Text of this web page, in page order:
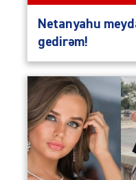
Netanyahu
gedirəm!